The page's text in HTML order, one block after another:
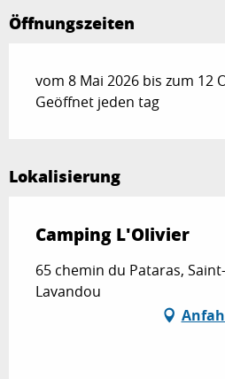
Öffnungszeiten
vom 8 Mai 2026 bis zum 12
Geöffnet jeden tag
Lokalisierung
Camping L'Olivier
65 chemin du Pataras,
Lavandou